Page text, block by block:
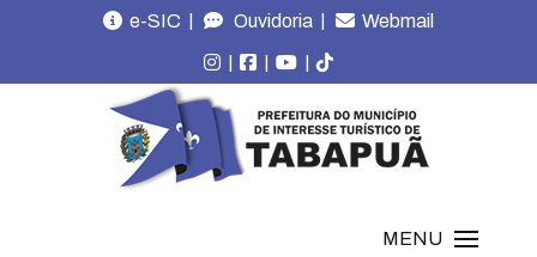
e-SIC | Ouvidoria | Webmail
| | |
MENU